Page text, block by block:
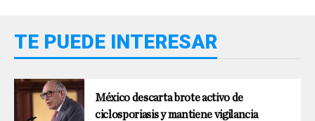
TE PUEDE INTERESAR
México descarta brote activo de
ciclosporiasis y mantiene vigilancia